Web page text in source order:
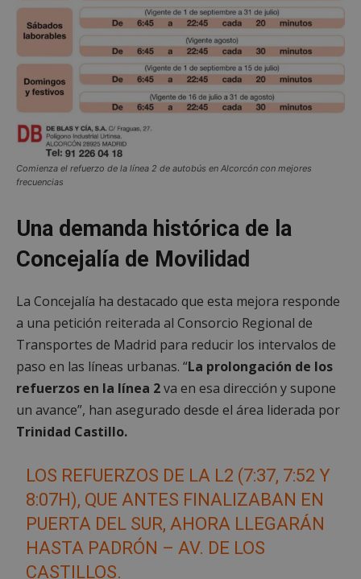
Comienza el refuerzo de la línea 2 de autobús en Alcorcón con mejores
frecuencias
Una demanda histórica de la
Concejalía de Movilidad
La Concejalía ha destacado que esta mejora responde
a una petición reiterada al Consorcio Regional de
Transportes de Madrid para reducir los intervalos de
paso en las líneas urbanas. “La prolongación de los
refuerzos en la línea 2va en esa dirección y supone
un avance”, han asegurado desde el área liderada por
Trinidad Castillo.
LOS REFUERZOS DE LA L2 (7:37, 7:52 Y
8:07H), QUE ANTES FINALIZABAN EN
PUERTA DEL SUR, AHORA LLEGARÁN
HASTA PADRÓN – AV. DE LOS
CASTILLOS.